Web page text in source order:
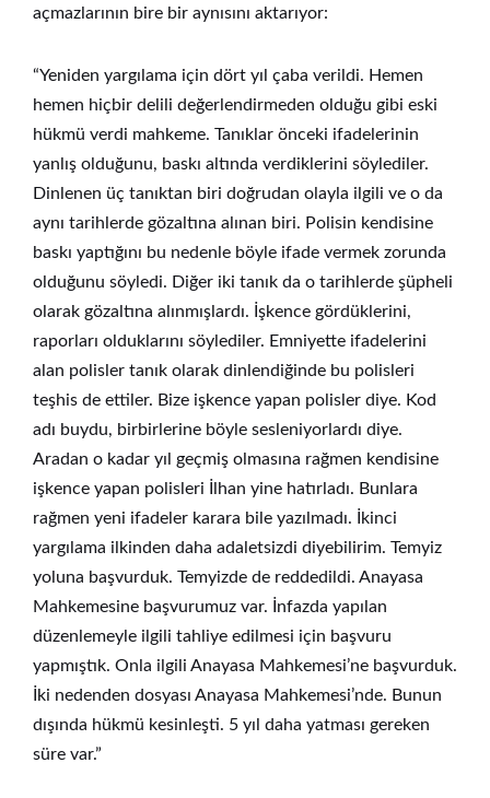
açmazlarının bire bir aynısını aktarıyor:
“Yeniden yargılama için dört yıl çaba verildi. Hemen
hemen hiçbir delili değerlendirmeden olduğu gibi eski
hükmü verdi mahkeme. Tanıklar önceki ifadelerinin
yanlış olduğunu, baskı altında verdiklerini söylediler.
Dinlenen üç tanıktan biri doğrudan olayla ilgili ve o da
aynı tarihlerde gözaltına alınan biri. Polisin kendisine
baskı yaptığını bu nedenle böyle ifade vermek zorunda
olduğunu söyledi. Diğer iki tanık da o tarihlerde şüpheli
olarak gözaltına alınmışlardı. İşkence gördüklerini,
raporları olduklarını söylediler. Emniyette ifadelerini
alan polisler tanık olarak dinlendiğinde bu polisleri
teşhis de ettiler. Bize işkence yapan polisler diye. Kod
adı buydu, birbirlerine böyle sesleniyorlardı diye.
Aradan o kadar yıl geçmiş olmasına rağmen kendisine
işkence yapan polisleri İlhan yine hatırladı. Bunlara
rağmen yeni ifadeler karara bile yazılmadı. İkinci
yargılama ilkinden daha adaletsizdi diyebilirim. Temyiz
yoluna başvurduk. Temyizde de reddedildi. Anayasa
Mahkemesine başvurumuz var. İnfazda yapılan
düzenlemeyle ilgili tahliye edilmesi için başvuru
yapmıştık. Onla ilgili Anayasa Mahkemesi’ne başvurduk.
İki nedenden dosyası Anayasa Mahkemesi’nde. Bunun
dışında hükmü kesinleşti. 5 yıl daha yatması gereken
süre var.”